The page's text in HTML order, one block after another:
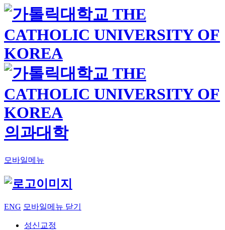
의과대학
모바일메뉴
ENG 모바일메뉴 닫기
성신교정